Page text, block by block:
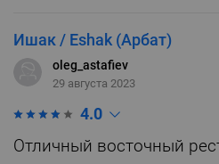
Ишак / Eshak (Арбат)
oleg_astafiev
29 августа 2023
4.0
Отличный восточный